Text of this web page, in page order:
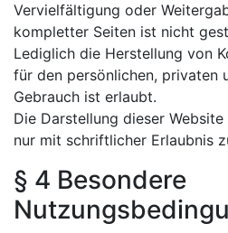
Vervielfältigung oder
kompletter Seiten ist nicht
Lediglich die Herstellung von
für den persönlichen, privaten
Gebrauch ist erlaubt.
Die Darstellung dieser
nur mit schriftlicher Erlaubnis
§ 4 Besondere